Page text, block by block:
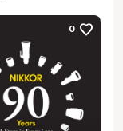
0 favorite